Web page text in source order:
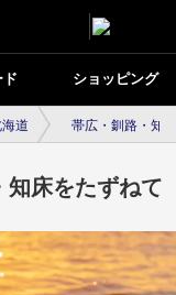
ショッピング
道 帯広・釧路・知
知床をたずねて